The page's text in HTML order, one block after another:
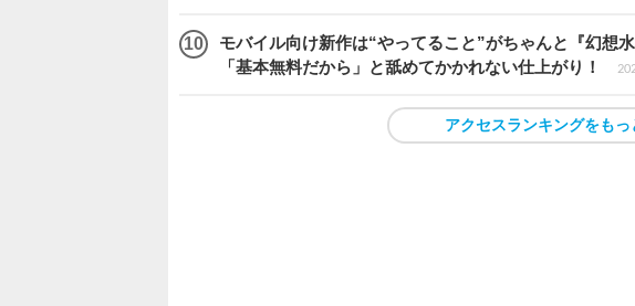
モバイル向け新作は“やってること”がちゃんと『幻想
「基本無料だから」と舐めてかかれない仕上がり！
アクセスランキングをもっ